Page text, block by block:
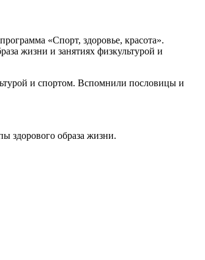
«Спорт, здоровье, красота».
жизни и занятиях физкультурой и
и спортом. Вспомнили пословицы и
здорового образа жизни.